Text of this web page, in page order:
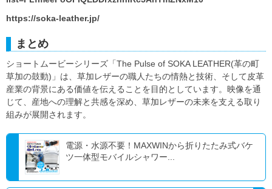
https://soka-leather.jp/
まとめ
ショートムービーシリーズ「The Pulse of SOKA LEATHER(革の町
草加の鼓動)」は、草加レザーの職人たちの情熱と技術、そして皮革
産業の背景にある価値を伝えることを目的としています。映像を通
じて、産地への理解と共感を深め、草加レザーの未来を支える取り
組みが展開されます。
電源・水源不要！MAXWINから折りたたみ式バケ
ツ一体型モバイルシャワー...